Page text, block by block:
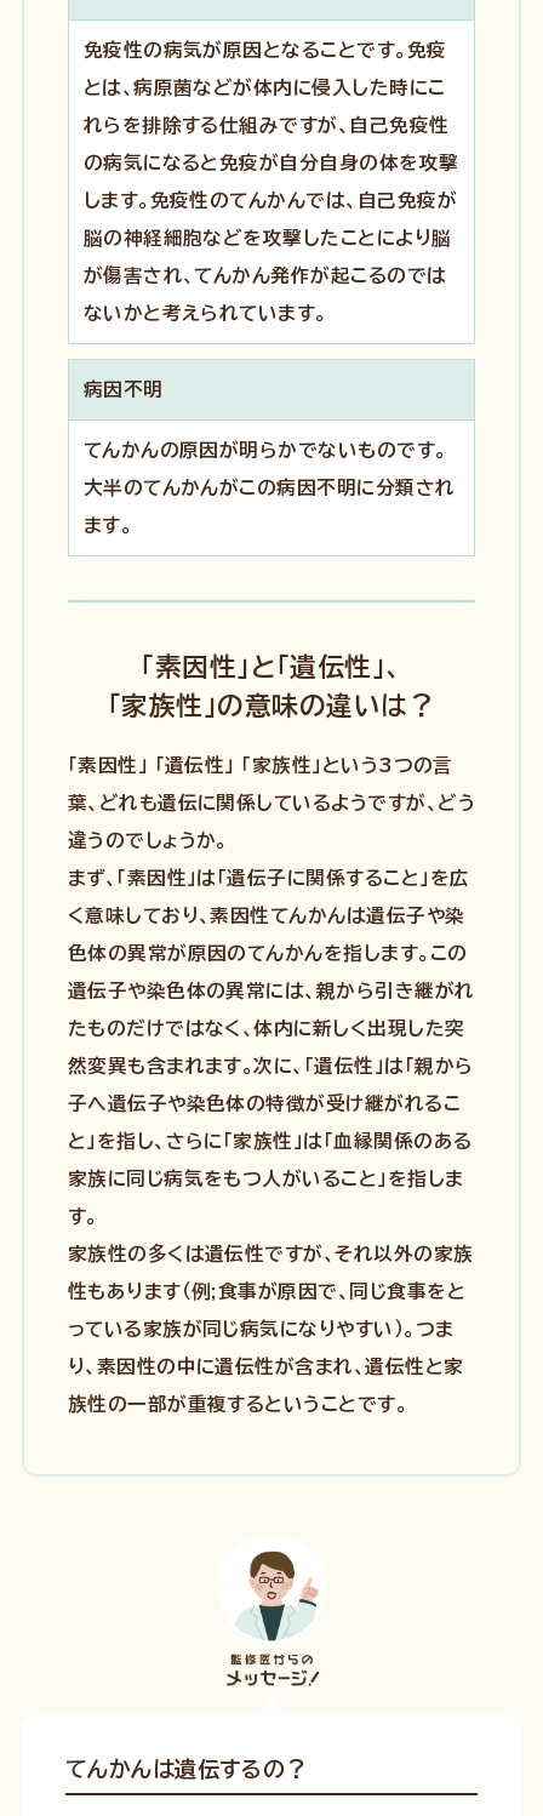
免疫性の病気が原因となることです。免疫
とは、病原菌などが体内に侵入した時にこ
れらを排除する仕組みですが、自己免疫性
の病気になると免疫が自分自身の体を攻撃
します。免疫性のてんかんでは、自己免疫が
脳の神経細胞などを攻撃したことにより脳
が傷害され、てんかん発作が起こるのでは
ないかと考えられています。
病因不明
てんかんの原因が明らかでないものです。
大半のてんかんがこの病因不明に分類され
ます。
「素因性」と「遺伝性」、
「家族性」の意味の違いは？
「素因性」 「遺伝性」 「家族性」という3つの言
葉、どれも遺伝に関係しているようですが、どう
違うのでしょうか。
まず、「素因性」は「遺伝子に関係すること」を広
く意味しており、素因性てんかんは遺伝子や染
色体の異常が原因のてんかんを指します。この
遺伝子や染色体の異常には、親から引き継がれ
たものだけではなく、体内に新しく出現した突
然変異も含まれます。次に、「遺伝性」は「親から
子へ遺伝子や染色体の特徴が受け継がれるこ
と」を指し、さらに「家族性」は「血縁関係のある
家族に同じ病気をもつ人がいること」を指しま
す。
家族性の多くは遺伝性ですが、それ以外の家族
性もあります（例;食事が原因で、同じ食事をと
っている家族が同じ病気になりやすい）。つま
り、素因性の中に遺伝性が含まれ、遺伝性と家
族性の一部が重複するということです。
てんかんは遺伝するの？